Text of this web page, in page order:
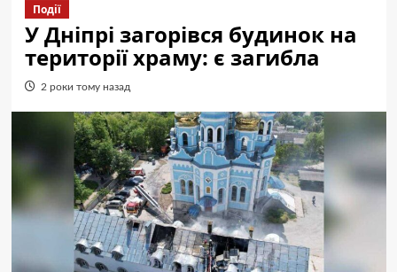
Події
У Дніпрі загорівся будинок на
території храму: є загибла
2 роки тому назад